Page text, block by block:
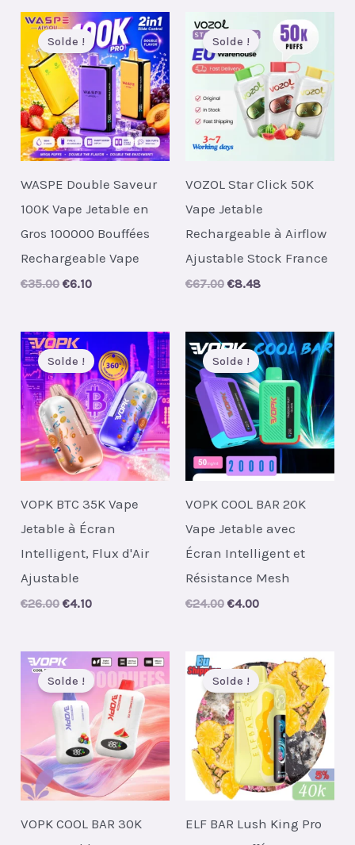
€45.00.€6.20.
Solde !
WASPE Double Saveur
100K Vape Jetable en
Gros 100000 Bouffées
Rechargeable Vape
€35.00 Original
€35.00.
€6.10Current
€6.10.
Solde !
VOZOL Star Click 50K
Vape Jetable
Rechargeable à Airflow
Ajustable Stock France
€67.00 Original
€67.00.
€8.48Current
€8.48.
Solde !
VOPK BTC 35K Vape
Jetable à Écran
Intelligent, Flux d'Air
Ajustable
€26.00 Original
€26.00.
€4.10Current
€4.10.
Solde !
VOPK COOL BAR 20K
Vape Jetable avec
Écran Intelligent et
Résistance Mesh
€24.00 Original
€4.00Current
Solde !
VOPK COOL BAR 30K
Solde !
ELF BAR Lush King Pro